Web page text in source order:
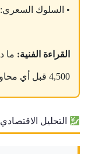
• السلوك السعري:
القراءة الفنية:
4,500 قبل أي محاولة صعود أكثر جدية.
التحليل